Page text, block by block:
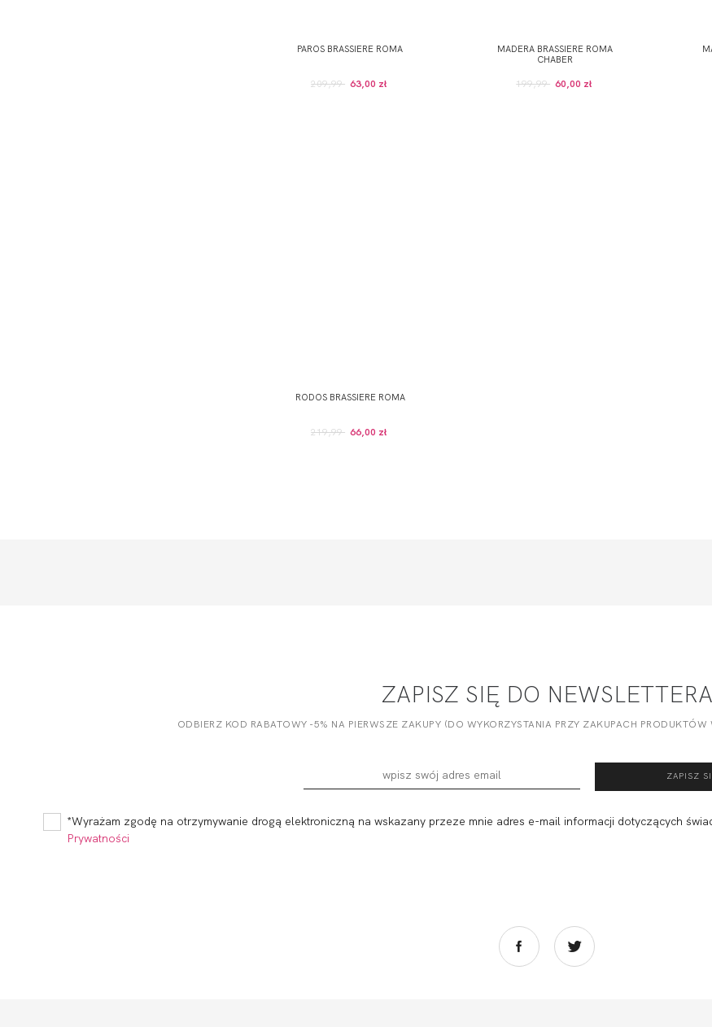
PAROS BRASSIERE ROMA
209,99 63,00 zł
MADERA BRASSIERE ROMA
CHABER
199,99 60,00 zł
RODOS BRASSIERE ROMA
219,99 66,00 zł
ZAPISZ SIĘ DO NEWSLETTERA
ODBIERZ KOD RABATOWY -5% NA PIERWSZE ZAKUPY (DO WYKORZYSTANIA PRZY ZAKUPACH
*Wyrażam zgodę na otrzymywanie drogą elektroniczną na wskazany przeze mnie adres e-mail informacji dotyczących
Prywatności